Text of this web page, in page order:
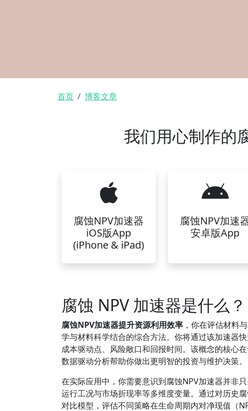
面包屑
首页 博客文章
我们用心制作的
腐蚀NPV加速器
iOS版App
(iPhone & iPad)
腐蚀NPV加速
安卓版App
腐蚀 NPV 加速器是什么？
腐蚀NPV加速器提升资源利用效率 ，你在评估材料
学与材料科学结合的综合方法。你将通过该加速器
成本驱动点、风险敞口和回报时间。该概念的核心
数据驱动分析帮助你做出更明智的投资与维护决策。
在实际应用中，你需要意识到腐蚀NPV加速器并非
运行工况与市场折现率等多维度变量。通过对历史
对比模型，评估不同策略在生命周期内对净现值（